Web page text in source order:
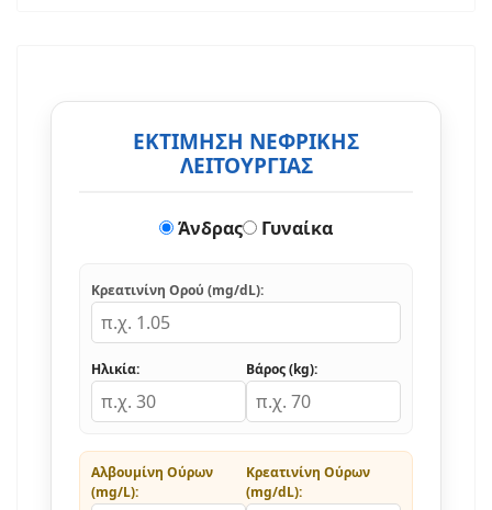
ΕΚΤΙΜΗΣΗ ΝΕΦΡΙΚΗΣ
ΛΕΙΤΟΥΡΓΙΑΣ
Άνδρας Γυναίκα
Κρεατινίνη Ορού (mg/dL):
Ηλικία: Βάρος (kg):
Αλβουμίνη Ούρων
(mg/L):
Κρεατινίνη Ούρων
(mg/dL):